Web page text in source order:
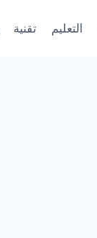
التعليم تقنية